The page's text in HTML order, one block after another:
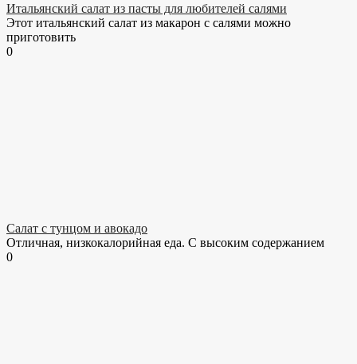
Итальянский салат из пасты для любителей салями
Этот итальянский салат из макарон с салями можно
приготовить
0
Салат с тунцом и авокадо
Отличная, низкокалорийная еда. С высоким содержанием
0